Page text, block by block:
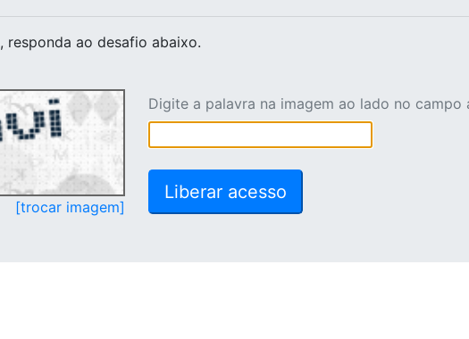
, responda ao desafio abaixo.
[trocar imagem]
Digite a palavra na imagem ao lado no campo